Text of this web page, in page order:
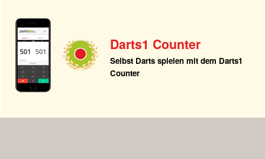
Darts1 Counter
Selbst Darts spielen mit dem Darts1
Counter